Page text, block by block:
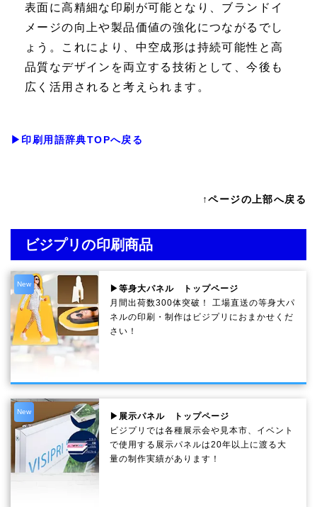
表面に高精細な印刷が可能となり、ブランドイ
メージの向上や製品価値の強化につながるでし
ょう。これにより、中空成形は持続可能性と高
品質なデザインを両立する技術として、今後も
広く活用されると考えられます。
▶印刷用語辞典TOPへ戻る
↑ページの上部へ戻る
ビジプリの印刷商品
New
▶等身大パネル トップページ
月間出荷数300体突破！ 工場直送の等身大パ
ネルの印刷・制作は ビジプリ におまかせくだ
さい！
New
▶展示パネル トップページ
ビジプリでは各種展示会や見本市、イベント
で使用する展示パネルは20年以上に渡る大
量の制作実績があります！